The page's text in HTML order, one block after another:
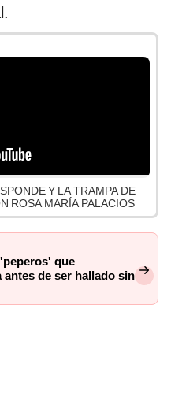
Y LA TRAMPA DE
ROSA MARÍA PALACIOS
que
de ser hallado sin